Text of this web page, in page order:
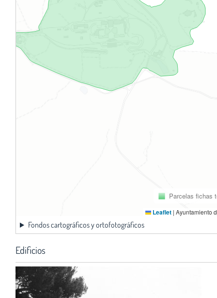
Parcelas fichas
Leaflet | Ayuntamiento
Fondos cartográficos y ortofotográficos
Edificios